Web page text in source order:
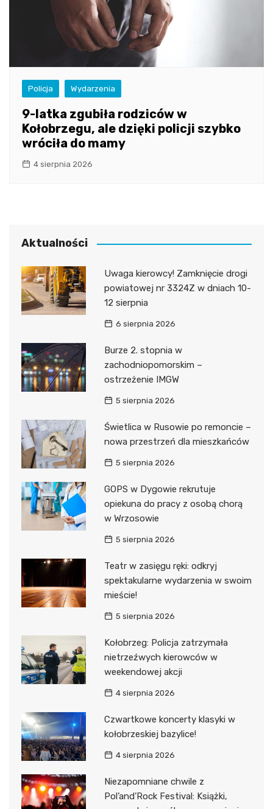
Policja Wydarzenia
9-latka zgubiła rodziców w
Kołobrzegu, ale dzięki policji szybko
wróciła do mamy
4 sierpnia 2026
Aktualności
Uwaga kierowcy! Zamknięcie drogi
powiatowej nr 3324Z w dniach 10-
12 sierpnia
6 sierpnia 2026
Burze 2. stopnia w
zachodniopomorskim –
ostrzeżenie IMGW
5 sierpnia 2026
Świetlica w Rusowie po remoncie –
nowa przestrzeń dla mieszkańców
5 sierpnia 2026
GOPS w Dygowie rekrutuje
opiekuna do pracy z osobą chorą
w Wrzosowie
5 sierpnia 2026
Teatr w zasięgu ręki: odkryj
spektakularne wydarzenia w swoim
mieście!
5 sierpnia 2026
Kołobrzeg: Policja zatrzymała
nietrzeźwych kierowców w
weekendowej akcji
4 sierpnia 2026
Czwartkowe koncerty klasyki w
kołobrzeskiej bazylice!
4 sierpnia 2026
Niezapomniane chwile z
Pol’and’Rock Festival: Książki,